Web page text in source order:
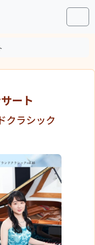
ート
クラシック